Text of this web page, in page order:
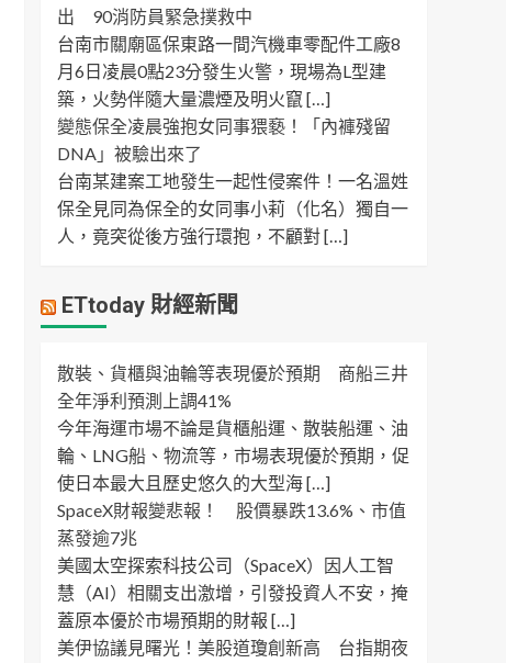
出 90消防員緊急撲救中
台南市關廟區保東路一間汽機車零配件工廠8
月6日凌晨0點23分發生火警，現場為L型建
築，火勢伴隨大量濃煙及明火竄 […]
變態保全凌晨強抱女同事猥褻！「內褲殘留
DNA」被驗出來了
台南某建案工地發生一起性侵案件！一名溫姓
保全見同為保全的女同事小莉（化名）獨自一
人，竟突從後方強行環抱，不顧對 […]
ETtoday 財經新聞
散裝、貨櫃與油輪等表現優於預期 商船三井
全年淨利預測上調41%
今年海運市場不論是貨櫃船運、散裝船運、油
輪、LNG船、物流等，市場表現優於預期，促
使日本最大且歷史悠久的大型海 […]
SpaceX財報變悲報！ 股價暴跌13.6%、市值
蒸發逾7兆
美國太空探索科技公司（SpaceX）因人工智
慧（AI）相關支出激增，引發投資人不安，掩
蓋原本優於市場預期的財報 […]
美伊協議見曙光！美股道瓊創新高 台指期夜